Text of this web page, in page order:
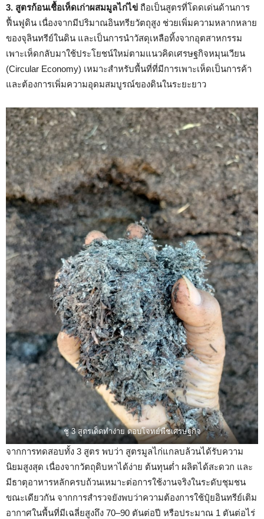
3. สูตรก้อนเชื้อเห็ดเก่าผสมมูลไก่ไข่ ถือเป็นสูตรที่โดดเด่นด้านการ
ฟื้นฟูดิน เนื่องจากมีปริมาณอินทรียวัตถุสูง ช่วยเพิ่มความหลากหลาย
ของจุลินทรีย์ในดิน และเป็นการนำวัสดุเหลือทิ้งจากอุตสาหกรรม
เพาะเห็ดกลับมาใช้ประโยชน์ใหม่ตามแนวคิดเศรษฐกิจหมุนเวียน
(Circular Economy) เหมาะสำหรับพื้นที่ที่มีการเพาะเห็ดเป็นการค้า
และต้องการเพิ่มความอุดมสมบูรณ์ของดินในระยะยาว
ชู 3 สูตรเด็ดทำง่าย ตอบโจทย์พืชเศรษฐกิจ
จากการทดสอบทั้ง 3 สูตร พบว่า สูตรมูลไก่แกลบล้วนได้รับความ
นิยมสูงสุด เนื่องจากวัตถุดิบหาได้ง่าย ต้นทุนต่ำ ผลิตได้สะดวก และ
มีธาตุอาหารหลักครบถ้วนเหมาะต่อการใช้งานจริงในระดับชุมชน
ขณะเดียวกัน จากการสำรวจยังพบว่าความต้องการใช้ปุ๋ยอินทรีย์เติม
อากาศในพื้นที่มีเฉลี่ยสูงถึง 70–90 ตันต่อปี หรือประมาณ 1 ตันต่อไร่